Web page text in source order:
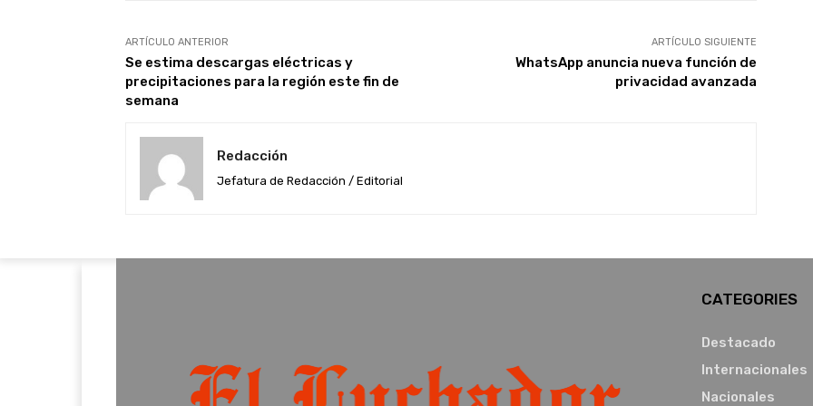
ARTÍCULO ANTERIOR
Se estima descargas eléctricas y
precipitaciones para la región este fin de
semana
ARTÍCULO SIGUIENTE
WhatsApp anuncia nueva función de
privacidad avanzada
Redacción
Jefatura de Redacción / Editorial
CATEGORIES
Destacado
Internacionales
Nacionales